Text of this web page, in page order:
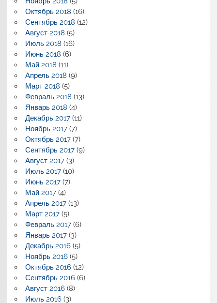
Октябрь 2018 (16)
Сентябрь 2018 (12)
Август 2018 (5)
Июль 2018 (16)
Июнь 2018 (6)
Май 2018 (11)
Апрель 2018 (9)
Март 2018 (5)
Февраль 2018 (13)
Январь 2018 (4)
Декабрь 2017(11)
Ноябрь 2017(7)
Октябрь 2017(7)
Сентябрь 2017(9)
Август 2017(3)
Июль 2017(10)
Июнь 2017(7)
Май 2017(4)
Апрель 2017(13)
Март 2017(5)
Февраль 2017(6)
Январь 2017(3)
Декабрь 2016(5)
Ноябрь 2016(5)
Октябрь 2016(12)
Сентябрь 2016(6)
Август 2016(8)
Июль 2016(3)